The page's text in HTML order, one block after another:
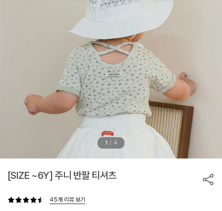
1 / 4
[SIZE ~6Y] 주니 반팔 티셔츠
45개 리뷰 보기